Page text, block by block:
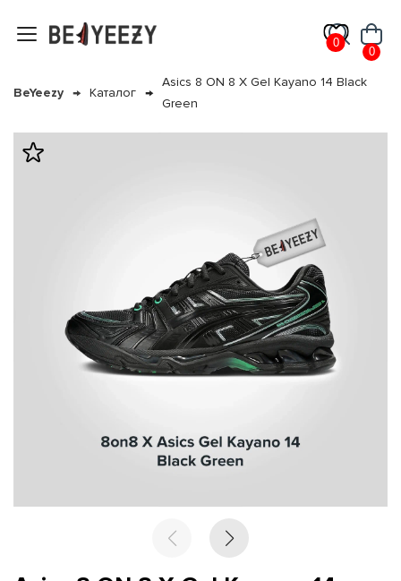
0
0
BeYeezy Каталог
Asics 8 ON 8 X Gel Kayano 14 Black
Green